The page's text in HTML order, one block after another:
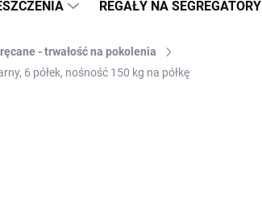
REGAŁY NA SEGREGATORY
- trwałość na pokolenia
6 półek, nośność 150 kg na półkę